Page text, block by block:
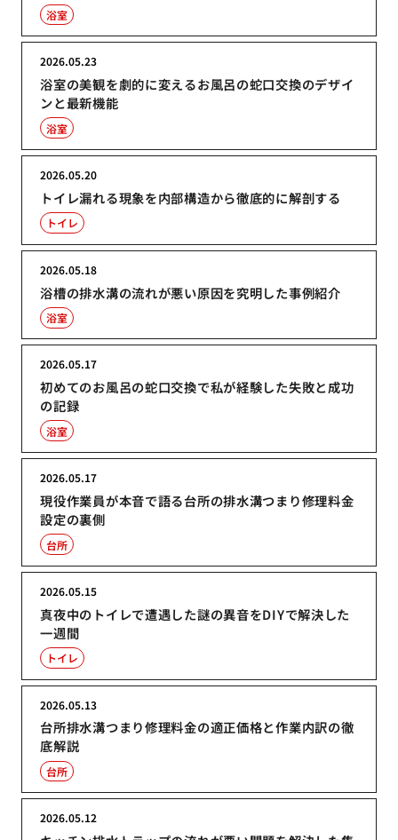
浴室
浴室の美観を劇的に変えるお風呂の蛇口交換のデザイ
ンと最新機能
2026.05.23
浴室
トイレ漏れる現象を内部構造から徹底的に解剖する
2026.05.20
トイレ
浴槽の排水溝の流れが悪い原因を究明した事例紹介
2026.05.18
浴室
初めてのお風呂の蛇口交換で私が経験した失敗と成功
の記録
2026.05.17
浴室
現役作業員が本音で語る台所の排水溝つまり修理料金
設定の裏側
2026.05.17
台所
真夜中のトイレで遭遇した謎の異音をDIYで解決した
一週間
2026.05.15
トイレ
台所排水溝つまり修理料金の適正価格と作業内訳の徹
底解説
2026.05.13
台所
2026.05.12